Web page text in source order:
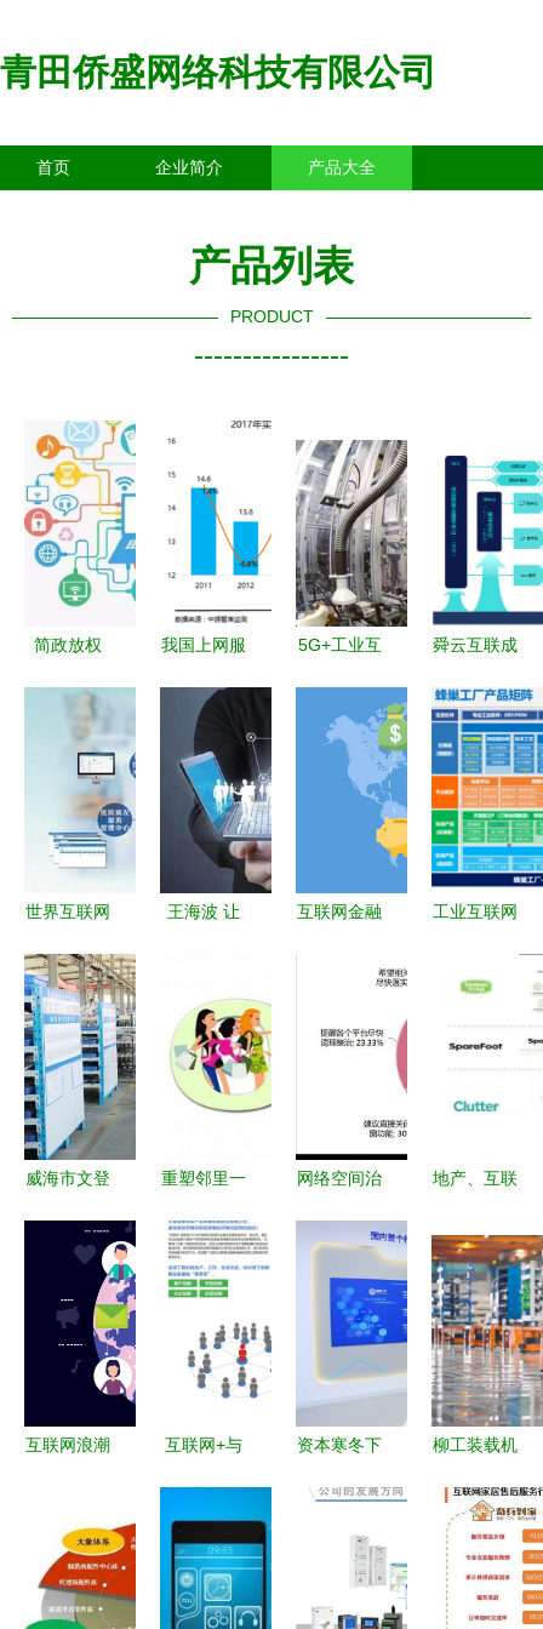
青田侨盛网络科技有限公司
首页 企业简介 产品大全
产品列表
PRODUCT
----------------
简政放权
互联网服务
赋能治理新
格局
我国上网服
进入深水期
行业营业收
入达708亿
5G+工业互
工厂与市场
的无缝对接
舜云互联成
互联网大赛
决赛 开启
数字服务新
纪元
世界互联网
新模式，什
么是互联网
医院？
王海波 让
体经济的路
径与意义
互联网金融
务的融合与
工业互联网
区，你了解
威海市文登
影潜入街巷
机台 “算力
下厂”闯出
血路，为企
业送“智”到
一线
重塑邻里一
态 云微客
掌中宝深耕
社区周边场
景的策略解
网络空间治
《互联网弹
窗信息推送
服务管理规
定》征求意
见稿发布引
舆情关注
地产、互联
融合 美国
自存仓市场
的新玩法
互联网浪潮
场景、社交
与服务三核
互联网+与
Fi 打造智慧
连接的新入
口
资本寒冬下
千万万元A
轮融资热投
柳工装载机
厂 重塑制
造业新标杆